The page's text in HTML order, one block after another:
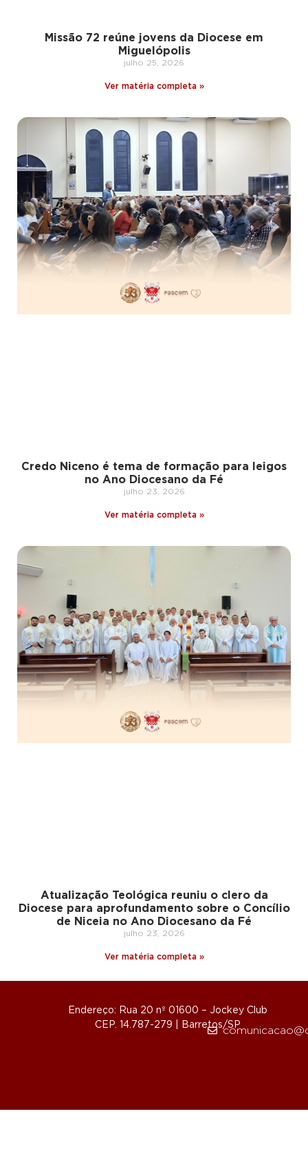
Missão 72 reúne jovens da Diocese em
Miguelópolis
julho 25, 2026
Ver matéria completa »
Credo Niceno é tema de formação para leigos
no Ano Diocesano da Fé
julho 23, 2026
Ver matéria completa »
Atualização Teológica reuniu o clero da
Diocese para aprofundamento sobre o Concílio
de Niceia no Ano Diocesano da Fé
julho 23, 2026
Ver matéria completa »
Endereço: Rua 20 nº 01600 – Jockey Club
CEP. 14.787-279 | Barretos/SP